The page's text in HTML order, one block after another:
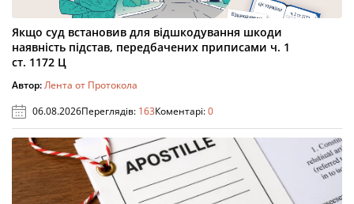
Якщо суд встановив для відшкодування шкоди
наявність підстав, передбачених приписами ч. 1
ст. 1172 Ц
Автор:Лента от Протокола
06.08.2026Переглядів: 163Коментарі:0